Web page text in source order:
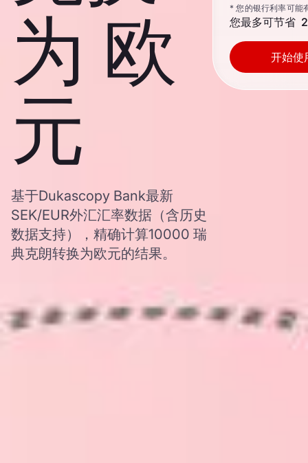
为 欧
元
基于Dukascopy Bank最新
SEK/EUR外汇汇率数据（含历史
数据支持），精确计算10000 瑞
典克朗转换为欧元的结果。
* 您的银行利率可能
您最多可节省
开始使